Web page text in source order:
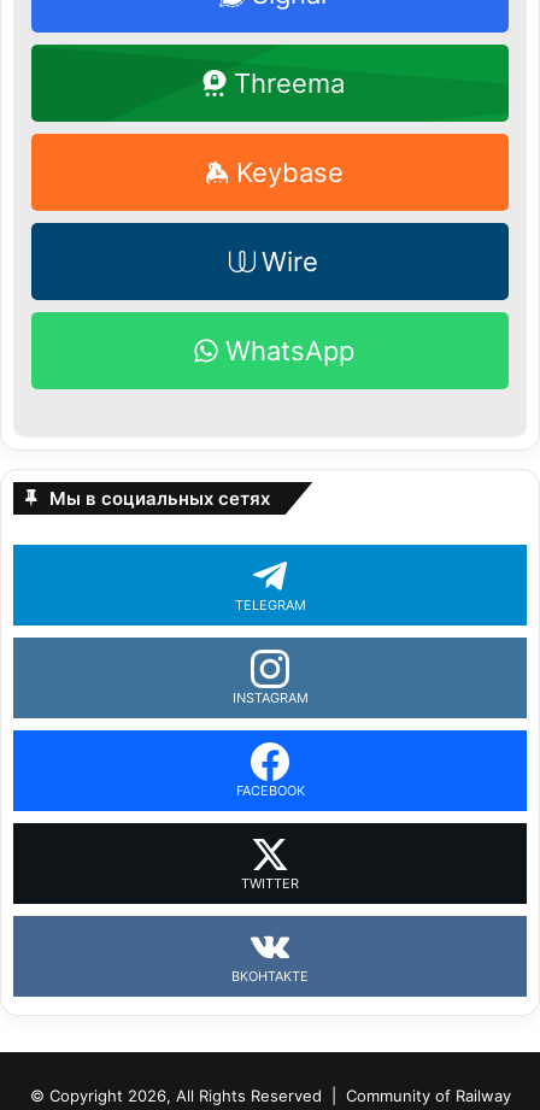
Threema
Keybase
Wire
WhatsApp
Мы в социальных сетях
TELEGRAM
INSTAGRAM
FACEBOOK
TWITTER
ВКОНТАКТЕ
© Copyright 2026, All Rights Reserved | Community of Railway